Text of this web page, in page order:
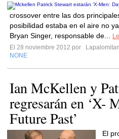
crossover entre las dos
posibilidad estaba en el aire no
Bryan Singer, responsable de...
El 28 noviembre 2012 por
NONE
Ian McKellen y
regresarán en ‘X-
Future Past’
El